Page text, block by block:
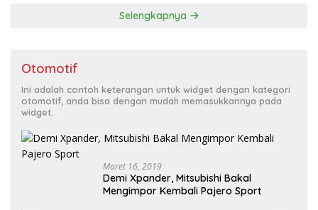
Selengkapnya
Otomotif
Ini adalah contoh keterangan untuk widget dengan kategori
otomotif, anda bisa dengan mudah memasukkannya pada
widget.
Maret 16, 2019
Demi Xpander, Mitsubishi Bakal
Mengimpor Kembali Pajero Sport